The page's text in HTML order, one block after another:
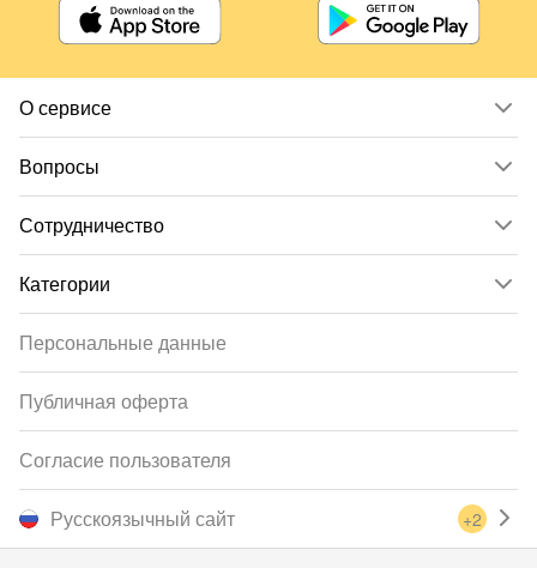
О сервисе
Вопросы
Сотрудничество
Категории
Русскоязычный сайт +2
Персональные данные
Публичная оферта
Согласие пользователя